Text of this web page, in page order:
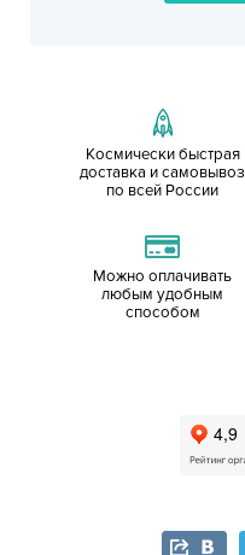
Космически быстрая
доставка и самовывоз
по всей России
Можно оплачивать
любым удобным
способом